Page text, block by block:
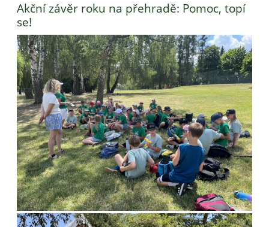
Akční závěr roku na přehradě: Pomoc, topí
se!